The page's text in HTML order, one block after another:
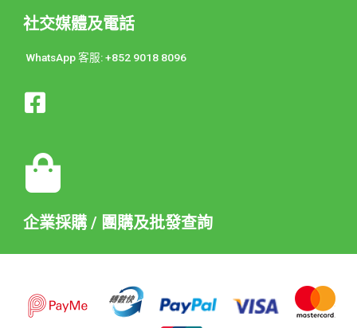
社交媒體及電話
WhatsApp 客服: +852 9018 8096
企業採購 / 團購及批發查詢